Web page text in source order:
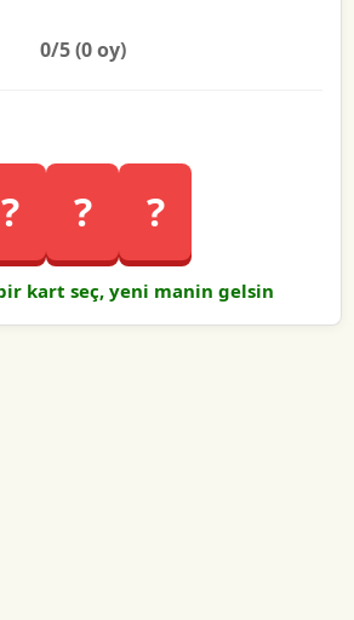
0/5 (0oy)
? ? ?
kart seç, yeni manin gelsin